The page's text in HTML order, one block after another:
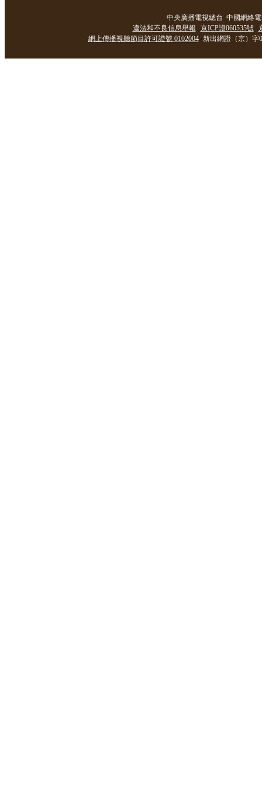
中央廣播電視總台 中國網絡
違法和不良信息舉報
京ICP證060535號
網上傳播視聽節目許可證號 0102004 新出網證（京）